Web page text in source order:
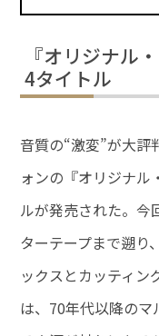
『オリジナル
4タイトル
音質の“激変”が大評
ォンの『オリジナル
ルが発売された。今
ターテープまで遡り
ックスとカッティン
は、70年代以降の